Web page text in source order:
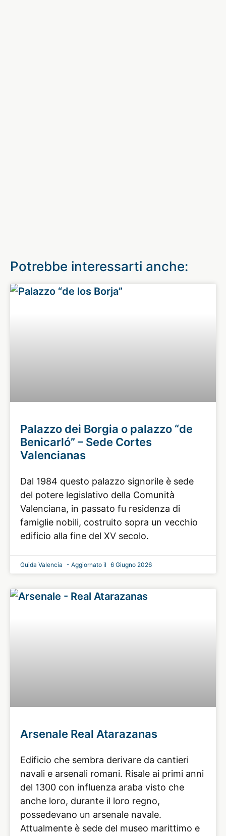
Potrebbe interessarti anche:
Palazzo dei Borgia o palazzo “de
Benicarló” – Sede Cortes
Valencianas
Dal 1984 questo palazzo signorile è sede
del potere legislativo della Comunità
Valenciana, in passato fu residenza di
famiglie nobili, costruito sopra un vecchio
edificio alla fine del XV secolo.
Guida Valencia 6 Giugno 2026
Arsenale Real Atarazanas
Edificio che sembra derivare da cantieri
navali e arsenali romani. Risale ai primi anni
del 1300 con influenza araba visto che
anche loro, durante il loro regno,
possedevano un arsenale navale.
Attualmente è sede del museo marittimo e